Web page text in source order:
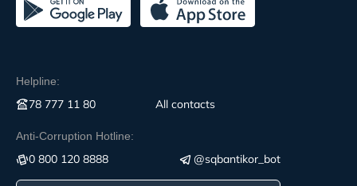
Helpline:
78 777 11 80 All contacts
Anti-Corruption Hotline:
0 800 120 8888 @sqbantikor_bot